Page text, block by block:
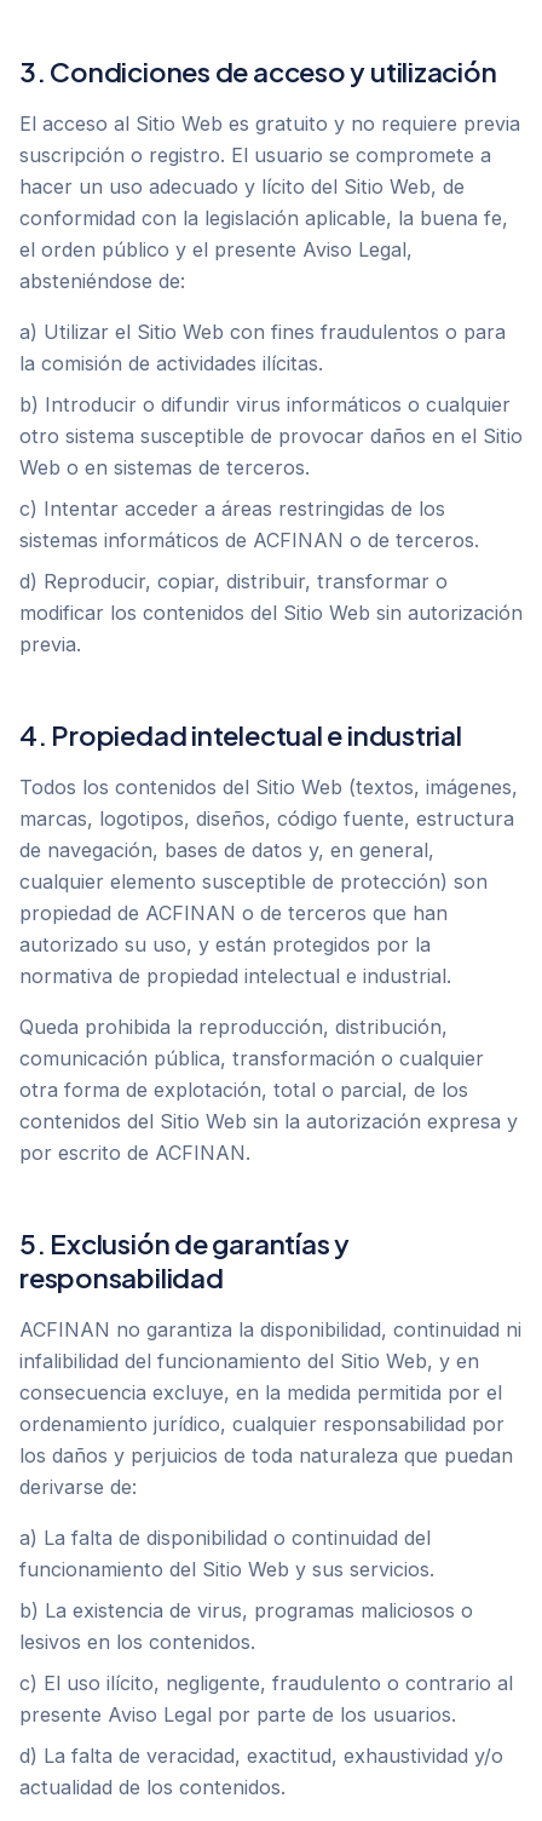
3. Condiciones de acceso y utilización
El acceso al Sitio Web es gratuito y no requiere previa
suscripción o registro. El usuario se compromete a
hacer un uso adecuado y lícito del Sitio Web, de
conformidad con la legislación aplicable, la buena fe,
el orden público y el presente Aviso Legal,
absteniéndose de:
a) Utilizar el Sitio Web con fines fraudulentos o para
la comisión de actividades ilícitas.
b) Introducir o difundir virus informáticos o cualquier
otro sistema susceptible de provocar daños en el Sitio
Web o en sistemas de terceros.
c) Intentar acceder a áreas restringidas de los
sistemas informáticos de ACFINAN o de terceros.
d) Reproducir, copiar, distribuir, transformar o
modificar los contenidos del Sitio Web sin autorización
previa.
4. Propiedad intelectual e industrial
Todos los contenidos del Sitio Web (textos, imágenes,
marcas, logotipos, diseños, código fuente, estructura
de navegación, bases de datos y, en general,
cualquier elemento susceptible de protección) son
propiedad de ACFINAN o de terceros que han
autorizado su uso, y están protegidos por la
normativa de propiedad intelectual e industrial.
Queda prohibida la reproducción, distribución,
comunicación pública, transformación o cualquier
otra forma de explotación, total o parcial, de los
contenidos del Sitio Web sin la autorización expresa y
por escrito de ACFINAN.
5. Exclusión de garantías y
responsabilidad
ACFINAN no garantiza la disponibilidad, continuidad ni
infalibilidad del funcionamiento del Sitio Web, y en
consecuencia excluye, en la medida permitida por el
ordenamiento jurídico, cualquier responsabilidad por
los daños y perjuicios de toda naturaleza que puedan
derivarse de:
a) La falta de disponibilidad o continuidad del
funcionamiento del Sitio Web y sus servicios.
b) La existencia de virus, programas maliciosos o
lesivos en los contenidos.
c) El uso ilícito, negligente, fraudulento o contrario al
presente Aviso Legal por parte de los usuarios.
d) La falta de veracidad, exactitud, exhaustividad y/o
actualidad de los contenidos.